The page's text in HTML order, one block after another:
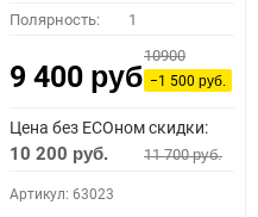
Полярность: 1
9 400 руб.
10900
−1 500руб.
Цена без ECOном скидки:
10 200 руб. 11 700руб.
Артикул: 63023